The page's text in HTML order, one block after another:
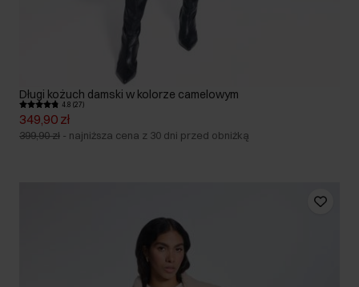
Długi kożuch damski w kolorze camelowym
4.8 (27)
349,90 zł
399,90 zł - najniższa cena z 30 dni przed obniżką